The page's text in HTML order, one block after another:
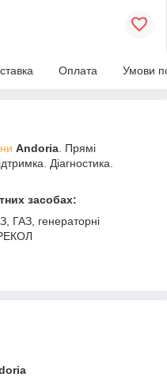
Оплата Умови
Andoria . Прямі
Діагностика.
засобах:
ГАЗ, генераторні